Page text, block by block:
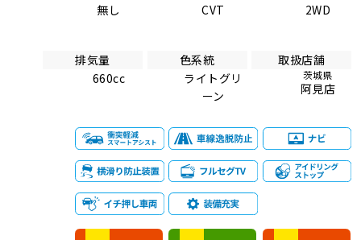
無し
CVT
2WD
排気量
660cc
色系統
ライトグリ
ーン
取扱店舗
茨城県
阿見店